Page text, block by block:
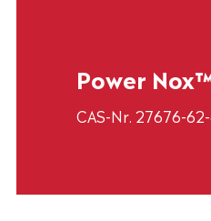
Power
CAS-Nr. 27676-